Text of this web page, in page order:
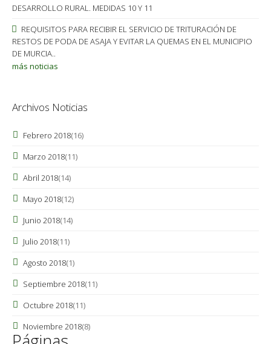
DESARROLLO RURAL. MEDIDAS 10 Y 11
REQUISITOS PARA RECIBIR EL SERVICIO DE TRITURACIÓN DE
RESTOS DE PODA DE ASAJA Y EVITAR LA QUEMAS EN EL MUNICIPIO
DE MURCIA..
más noticias
Archivos Noticias
Febrero 2018(16)
Marzo 2018(11)
Abril 2018(14)
Mayo 2018(12)
Junio 2018(14)
Julio 2018(11)
Agosto 2018(1)
Septiembre 2018(11)
Octubre 2018(11)
Noviembre 2018(8)